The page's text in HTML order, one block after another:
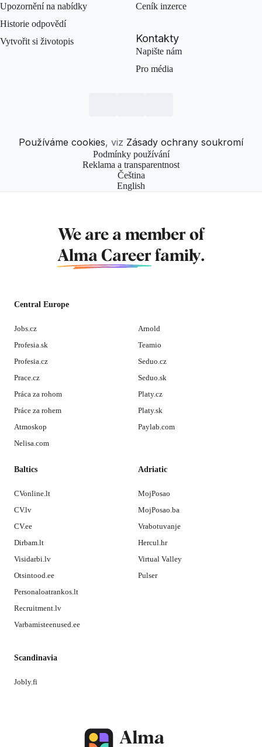
Upozornění na nabídky
Historie odpovědí
Vytvořit si životopis
Ceník inzerce
Kontakty
Napište nám
Pro média
Používáme cookies, viz Zásady ochrany soukromí
Podmínky používání
Reklama a transparentnost
Čeština
English
We are a member of
Alma Career family.
Central Europe
Jobs.cz
Profesia.sk
Profesia.cz
Prace.cz
Práca za rohom
Práce za rohem
Atmoskop
Nelisa.com
Arnold
Teamio
Seduo.cz
Seduo.sk
Platy.cz
Platy.sk
Paylab.com
Baltics
CVonline.lt
CV.lv
CV.ee
Dirbam.lt
Visidarbi.lv
Otsintood.ee
Personaloatrankos.lt
Recruitment.lv
Varbamisteenused.ee
Adriatic
MojPosao
MojPosao.ba
Vrabotuvanje
Hercul.hr
Virtual Valley
Pulser
Scandinavia
Jobly.fi